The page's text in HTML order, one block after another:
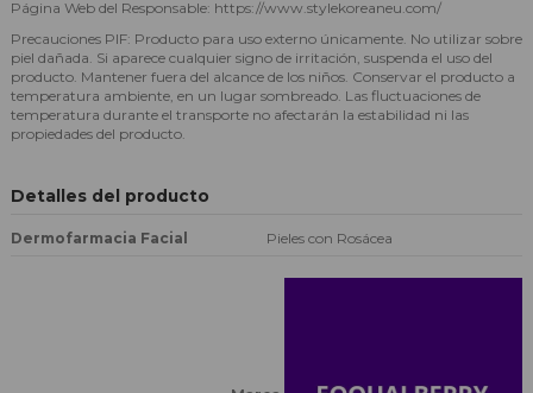
Página Web del Responsable: https://www.stylekoreaneu.com/
Precauciones PIF: Producto para uso externo únicamente. No utilizar sobre
piel dañada. Si aparece cualquier signo de irritación, suspenda el uso del
producto. Mantener fuera del alcance de los niños. Conservar el producto a
temperatura ambiente, en un lugar sombreado. Las fluctuaciones de
temperatura durante el transporte no afectarán la estabilidad ni las
propiedades del producto.
Detalles del producto
Dermofarmacia Facial Pieles con Rosácea